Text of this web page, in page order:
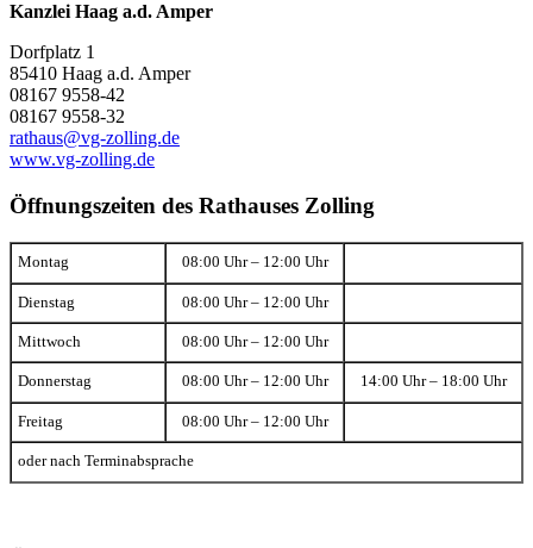
Kanzlei Haag a.d. Amper
Dorfplatz 1
85410 Haag a.d. Amper
08167 9558-42
08167 9558-32
rathaus@vg-zolling.de
www.vg-zolling.de
Öffnungszeiten des Rathauses Zolling
Montag 08:00 Uhr – 12:00 Uhr
Dienstag 08:00 Uhr – 12:00 Uhr
Mittwoch 08:00 Uhr – 12:00 Uhr
Donnerstag 08:00 Uhr – 12:00 Uhr 14:00 Uhr – 18:00 Uhr
Freitag 08:00 Uhr – 12:00 Uhr
oder nach Terminabsprache